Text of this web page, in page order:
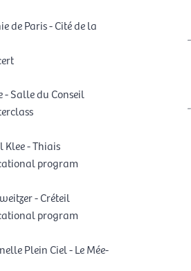
de Paris - Cité de la
- Salle du Conseil
Klee - Thiais
program
- Créteil
program
Plein Ciel - Le Mée-